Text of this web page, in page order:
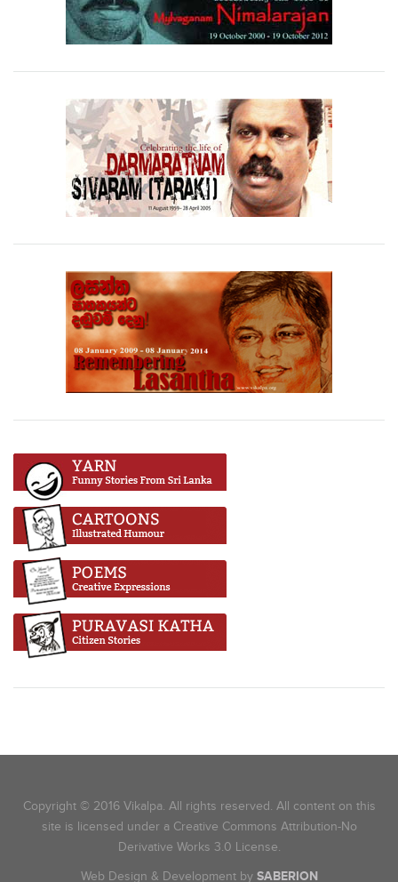
Copyright © 2016 Vikalpa. All rights reserved. All content on this
site is licensed under a Creative Commons Attribution-No
Derivative Works 3.0 License.
Web Design & Development by SABERION